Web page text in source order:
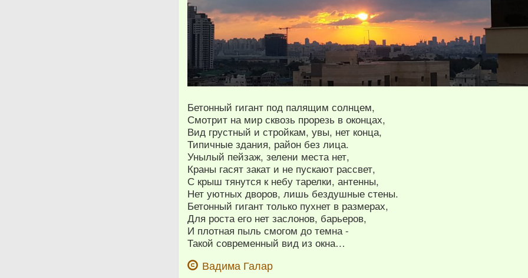
Бетонный гигант под палящим солнцем,
Смотрит на мир сквозь прорезь в оконцах,
Вид грустный и стройкам, увы, нет конца,
Типичные здания, район без лица.
Унылый пейзаж, зелени места нет,
Краны гасят закат и не пускают рассвет,
С крыш тянутся к небу тарелки, антенны,
Нет уютных дворов, лишь бездушные стены.
Бетонный гигант только пухнет в размерах,
Для роста его нет заслонов, барьеров,
И плотная пыль смогом до темна -
Такой современный вид из окна…
Вадима Галар